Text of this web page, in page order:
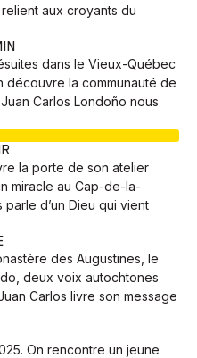
Pêche Santé Sport
aux croyants du
dans le Vieux-Québec
découvre la communauté de
Carlos Londoño nous
la porte de son atelier
miracle au Cap-de-la-
d’un Dieu qui vient
des Augustines, le
deux voix autochtones
Carlos livre son message
On rencontre un jeune